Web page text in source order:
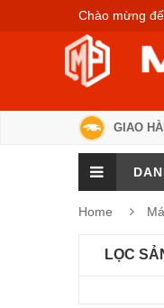
Chào mừng
GIAO
Home
LỌC